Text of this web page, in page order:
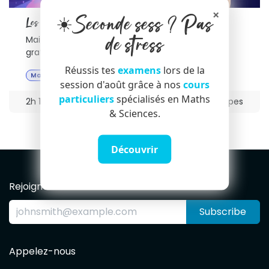
Les Bases en maths
Maitrisez les bases en mathématiques
gratuitement !
Maths 🌱Basique
2h 12min 15 étapes
Rejoignez notre Newsletter
Subscribe
Appelez-nous
×
☀️Seconde sess ? Pas
de stress
Réussis tes examenslors de la
session d'août grâce à nos cours
particuliersspécialisés en Maths
& Sciences.
Découvrir